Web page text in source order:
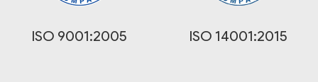
ISO 9001:2005 ISO 14001:2015